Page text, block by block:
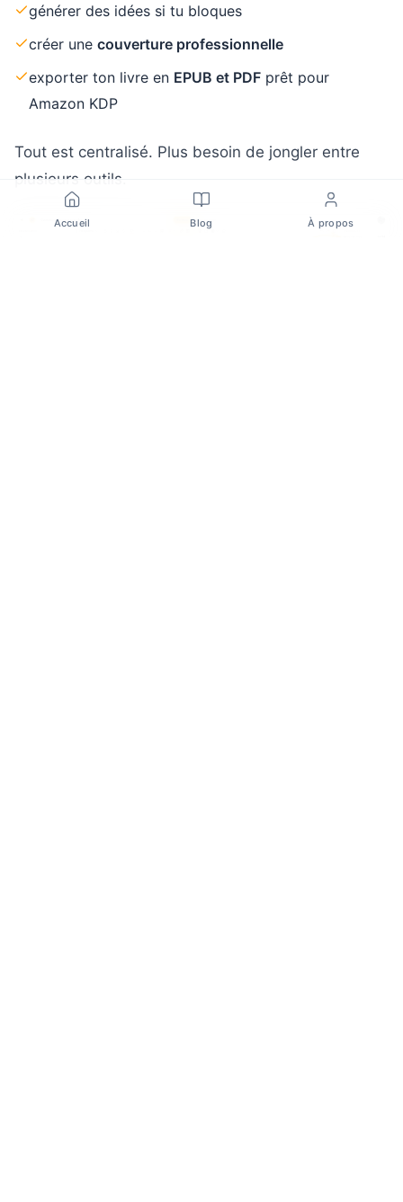
générer des idées si tu bloques
créer une couverture professionnelle
exporter ton livre en EPUB et PDF prêt pour
Amazon KDP
Tout est centralisé. Plus besoin de jongler entre
plusieurs outils.
Accueil Blog À propos